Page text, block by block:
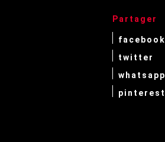
Partager
facebook
twitter
whatsapp
pinterest